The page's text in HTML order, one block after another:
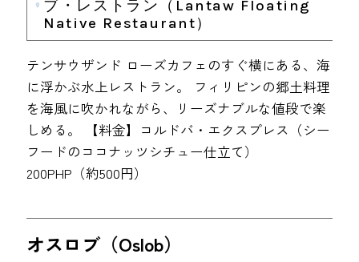
ブ・レストラン（Lantaw Floating
Native Restaurant）
テンサウザンド ローズカフェのすぐ横にある、海
に浮かぶ水上レストラン。 フィリピンの郷土料理
を海風に吹かれながら、リーズナブルな値段で楽
しめる。 【料金】コルドバ・エクスプレス（シー
フードのココナッツシチュー仕立て）
200PHP（約500円）
オスロブ（Oslob）